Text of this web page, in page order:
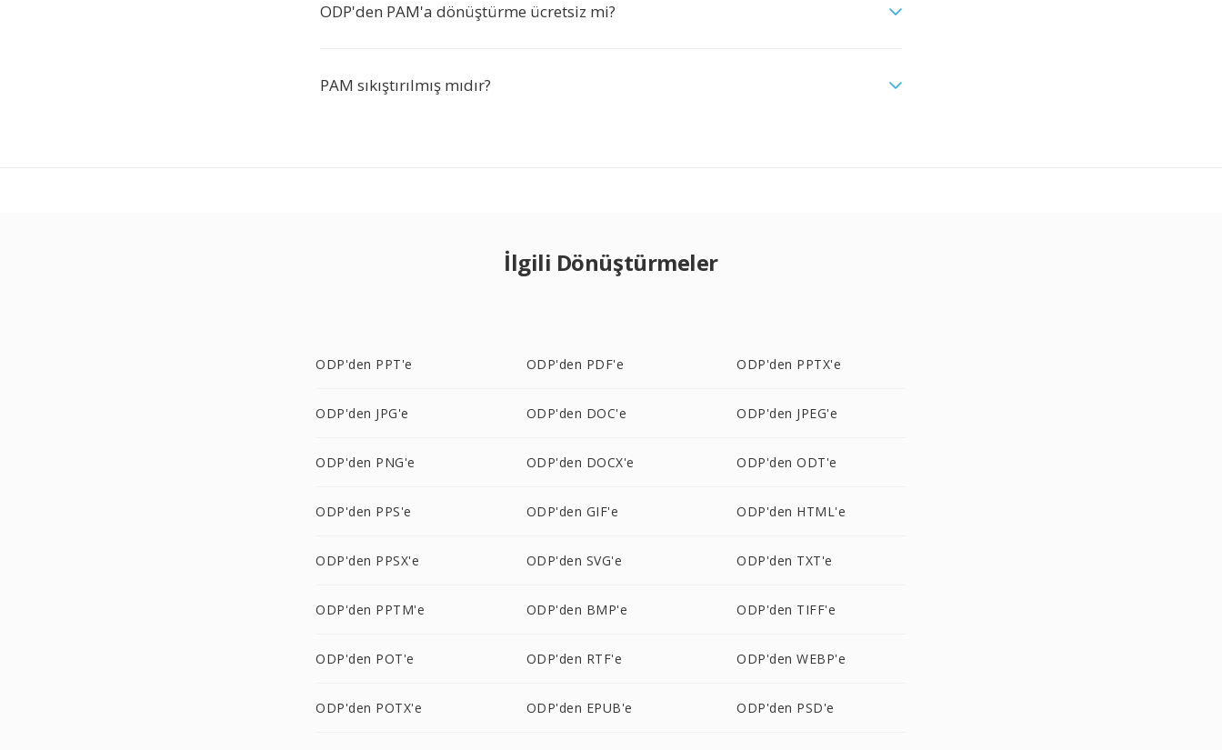
ODP'den PAM'a dönüştürme ücretsiz mi?
PAM sıkıştırılmış mıdır?
İlgili Dönüştürmeler
ODP'den PPT'e ODP'den PDF'e ODP'den PPTX'e
ODP'den JPG'e ODP'den DOC'e ODP'den JPEG'e
ODP'den PNG'e ODP'den DOCX'e ODP'den ODT'e
ODP'den PPS'e ODP'den GIF'e ODP'den HTML'e
ODP'den PPSX'e ODP'den SVG'e ODP'den TXT'e
ODP'den PPTM'e ODP'den BMP'e ODP'den TIFF'e
ODP'den POT'e ODP'den RTF'e ODP'den WEBP'e
ODP'den POTX'e ODP'den EPUB'e ODP'den PSD'e